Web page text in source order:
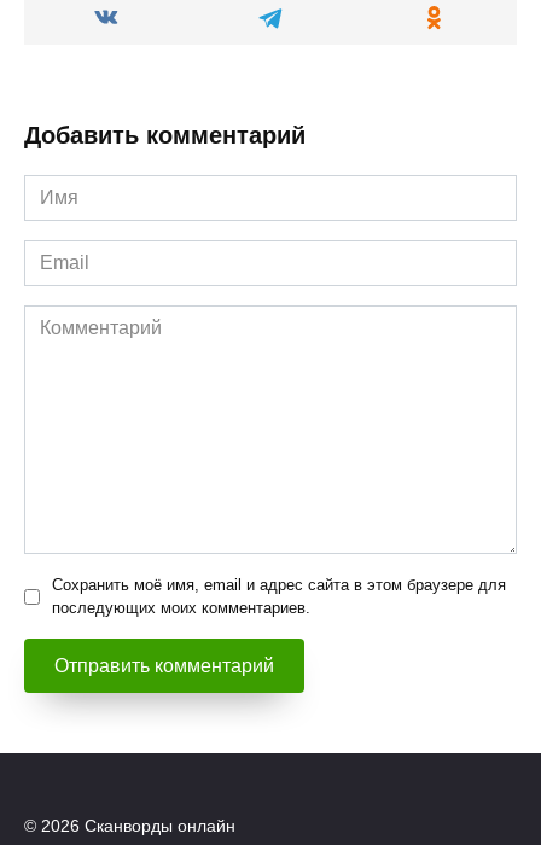
Добавить комментарий
Имя
*
Email
*
Комментарий
Сохранить моё имя, email и адрес сайта в этом браузере для
последующих моих комментариев.
© 2026 Сканворды онлайн